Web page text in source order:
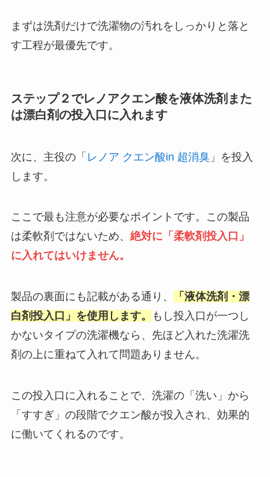
まずは洗剤だけで洗濯物の汚れをしっかりと落と
す工程が最優先です。
ステップ２でレノアクエン酸を液体洗剤また
は漂白剤の投入口に入れます
次に、主役の「 レノア クエン酸in 超消臭」を投入
します。
ここで最も注意が必要なポイントです。この製品
は柔軟剤ではないため、 絶対に「柔軟剤投入口」
に入れてはいけません。
製品の裏面にも記載がある通り、
「液体洗剤・漂
白剤投入口」を使用します。
もし投入口が一つし
かないタイプの洗濯機なら、先ほど入れた洗濯洗
剤の上に重ねて入れて問題ありません。
この投入口に入れることで、洗濯の「洗い」から
「すすぎ」の段階でクエン酸が投入され、効果的
に働いてくれるのです。